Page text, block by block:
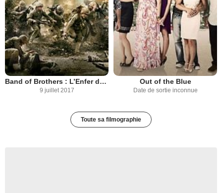
Band of Brothers : L’Enfer du Pacifique
9 juillet 2017
Out of the Blue
Date de sortie inconnue
Toute sa filmographie